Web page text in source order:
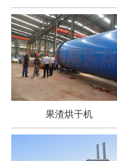
果渣烘干机